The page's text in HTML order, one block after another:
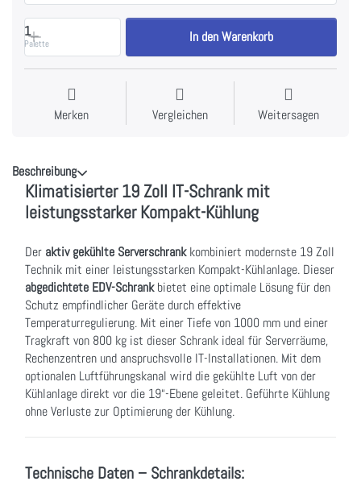
1
Palette In den Warenkorb
Merken Vergleichen Weitersagen
Beschreibung
Klimatisierter 19 Zoll IT-Schrank mit
leistungsstarker Kompakt-Kühlung
Der aktiv gekühlte Serverschrankkombiniert modernste 19 Zoll
Technik mit einer leistungsstarken Kompakt-Kühlanlage. Dieser
abgedichtete EDV-Schrankbietet eine optimale Lösung für den
Schutz empfindlicher Geräte durch effektive
Temperaturregulierung. Mit einer Tiefe von 1000 mm und einer
Tragkraft von 800 kg ist dieser Schrank ideal für Serverräume,
Rechenzentren und anspruchsvolle IT-Installationen. Mit dem
optionalen Luftführungskanal wird die gekühlte Luft von der
Kühlanlage direkt vor die 19“-Ebene geleitet. Geführte Kühlung
ohne Verluste zur Optimierung der Kühlung.
Technische Daten – Schrankdetails: